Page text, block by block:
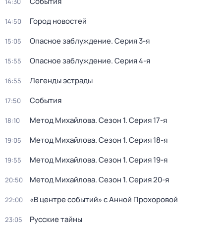
14:50 Город новостей
15:05 Опасное заблуждение. Серия 3-я
15:55 Опасное заблуждение. Серия 4-я
16:55 Легенды эстрады
17:50 События
18:10 Метод Михайлова. Сезон 1. Серия 17-я
19:05 Метод Михайлова. Сезон 1. Серия 18-я
19:55 Метод Михайлова. Сезон 1. Серия 19-я
20:50 Метод Михайлова. Сезон 1. Серия 20-я
22:00 «В центре событий» с Анной Прохоровой
23:05 Русские тайны